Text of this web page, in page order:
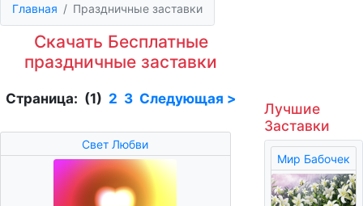
Главная Праздничные заставки
Скачать Бесплатные
праздничные заставки
Страница: (1) 2 3 Следующая >
Свет Любви
Лучшие
Заставки
Мир Бабочек